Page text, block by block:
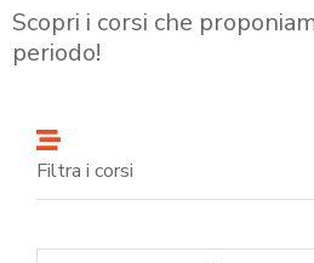
Scopri i corsi che
periodo!
Filtra i corsi